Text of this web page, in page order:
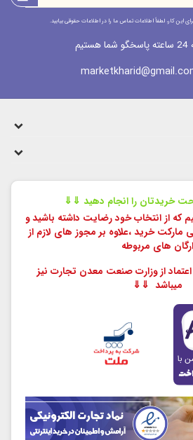
این کار، لطفاً اطلاعات تماس ما را در اطلاعات حقوقی بیابید.
خریدتان را انجام دهید ⇓⇓
که از انتخاب خود رضایت داشته باشید و
مارکت خرید ،علاوه بر مجوز های لازم از
ارگان های مربوطه
از وزارت صنعت معدن تجارت نیز
میباشد ⇓⇓